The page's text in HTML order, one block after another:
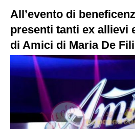
All’evento di
presenti tanti ex allievi
di Amici di Maria De